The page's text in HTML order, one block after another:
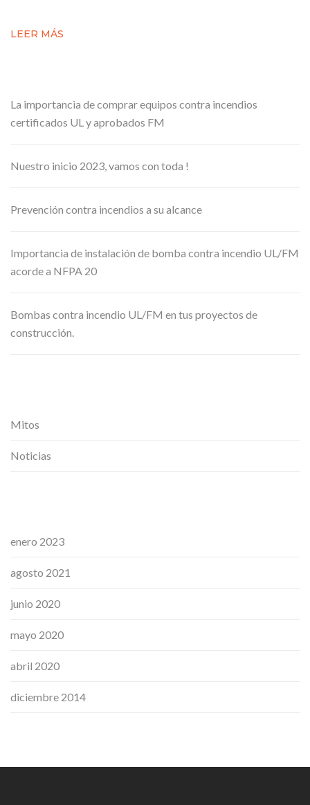
LEER MÁS
La importancia de comprar equipos contra incendios
certificados UL y aprobados FM
Nuestro inicio 2023, vamos con toda !
Prevención contra incendios a su alcance
Importancia de instalación de bomba contra incendio UL/FM
acorde a NFPA 20
Bombas contra incendio UL/FM en tus proyectos de
construcción.
Mitos
Noticias
enero 2023
agosto 2021
junio 2020
mayo 2020
abril 2020
diciembre 2014